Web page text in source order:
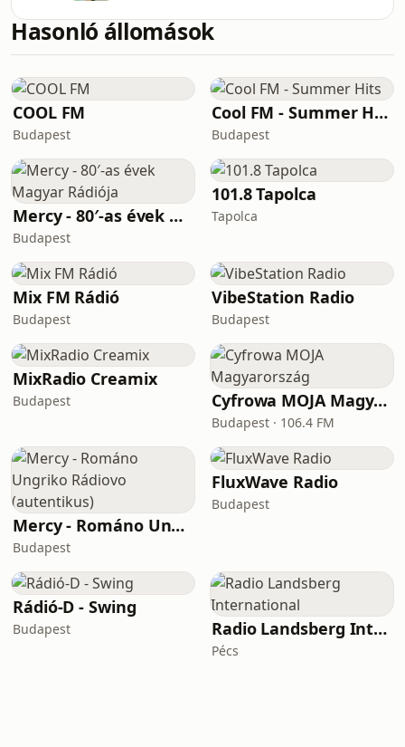
Hasonló állomások
COOL FM
Budapest
Cool FM - Summer Hits
Budapest
Mercy - 80′-as évek Magyar Rádiója
Budapest
101.8 Tapolca
Tapolca
Mix FM Rádió
Budapest
VibeStation Radio
Budapest
MixRadio Creamix
Budapest Cyfrowa MOJA Magyarország
Budapest · 106.4 FM
Mercy - Románo Ungriko Rádiovo (autentikus)
Budapest
FluxWave Radio
Budapest
Rádió-D - Swing
Budapest Radio Landsberg International
Pécs